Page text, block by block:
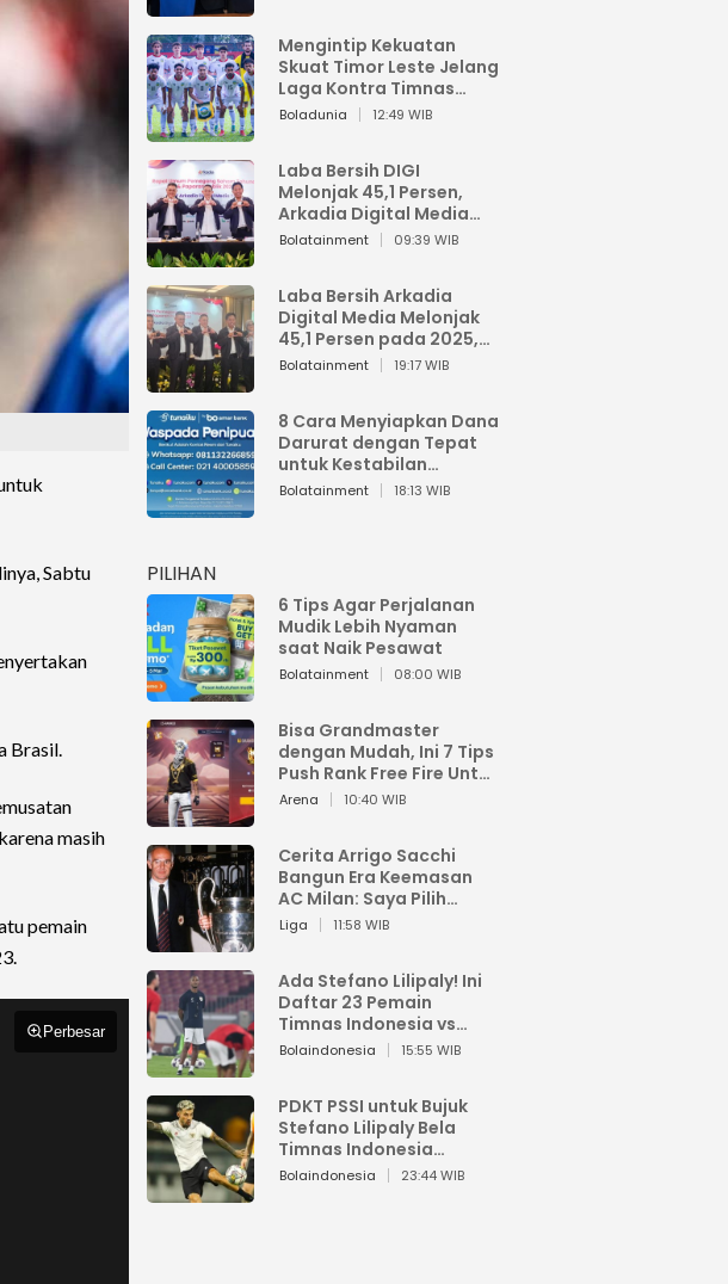
Sabtu
Brasil.
masih
pemain
Perbesar
Mengintip Kekuatan
Skuat Timor Leste Jelang
Laga Kontra Timnas
Indonesia di Piala AFF
Boladunia 12:49 WIB
Laba Bersih DIGI
Melonjak 45,1 Persen,
Arkadia Digital Media
Perkuat Bisnis AI dan
Bolatainment 09:39 WIB
Laba Bersih Arkadia
Digital Media Melonjak
45,1 Persen pada 2025,
Sentuh Rp1,76 Miliar
Bolatainment 19:17 WIB
8 Cara Menyiapkan Dana
Darurat dengan Tepat
untuk Kestabilan
Keuangan
Bolatainment 18:13 WIB
PILIHAN
6 Tips Agar Perjalanan
Mudik Lebih Nyaman
saat Naik Pesawat
Bolatainment 08:00 WIB
Bisa Grandmaster
dengan Mudah, Ini 7 Tips
Push Rank Free Fire Untuk
Pemula
Arena 10:40 WIB
Cerita Arrigo Sacchi
Bangun Era Keemasan
AC Milan: Saya Pilih
Pemain dari Isi Otaknya
Liga 11:58 WIB
Ada Stefano Lilipaly! Ini
Daftar 23 Pemain
Timnas Indonesia vs
China
Bolaindonesia 15:55 WIB
PDKT PSSI untuk Bujuk
Stefano Lilipaly Bela
Timnas Indonesia
Berakhir Berantakan
Bolaindonesia 23:44 WIB